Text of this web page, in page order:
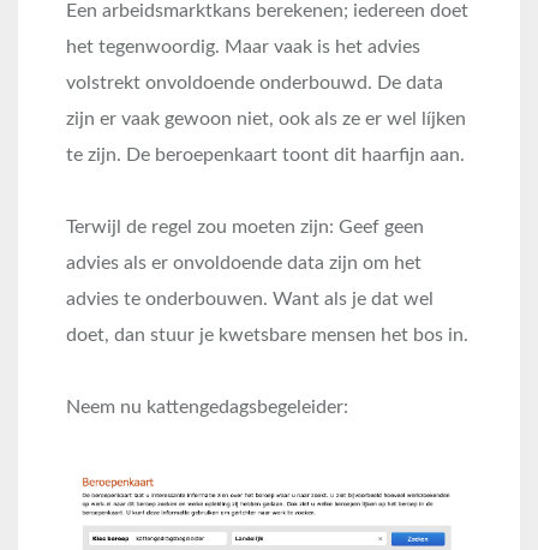
Een arbeidsmarktkans berekenen; iedereen doet
het tegenwoordig. Maar vaak is het advies
volstrekt onvoldoende onderbouwd. De data
zijn er vaak gewoon niet, ook als ze er wel líjken
te zijn. De beroepenkaart toont dit haarfijn aan.
Terwijl de regel zou moeten zijn: Geef geen
advies als er onvoldoende data zijn om het
advies te onderbouwen. Want als je dat wel
doet, dan stuur je kwetsbare mensen het bos in.
Neem nu kattengedagsbegeleider: